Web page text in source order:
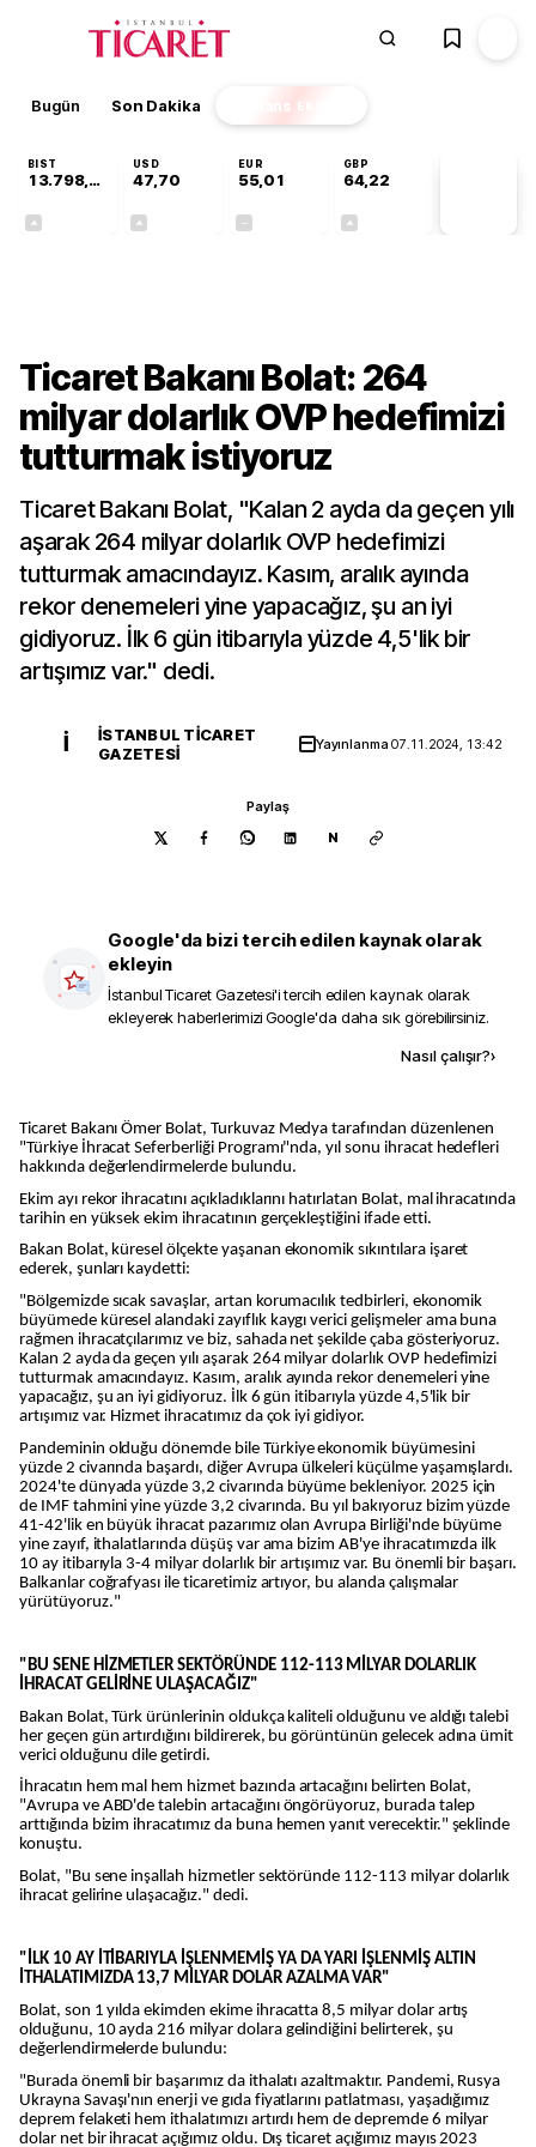
Bugün Son Dakika Finans EKSTRA
BIST
13.798,82
USD
47,70
EUR
55,01
GBP
64,22
Ticaret Bakanı Bolat: 264
milyar dolarlık OVP hedefimizi
tutturmak istiyoruz
Ticaret Bakanı Bolat, "Kalan 2 ayda da geçen yılı
aşarak 264 milyar dolarlık OVP hedefimizi
tutturmak amacındayız. Kasım, aralık ayında
rekor denemeleri yine yapacağız, şu an iyi
gidiyoruz. İlk 6 gün itibarıyla yüzde 4,5'lik bir
artışımız var." dedi.
İ
İSTANBUL TICARET
GAZETESI
Yayınlanma07.11.2024, 13:42
Paylaş
N
Google'da bizi tercih edilen kaynak olarak
ekleyin
İstanbul Ticaret Gazetesi'i tercih edilen kaynak olarak
ekleyerek haberlerimizi Google'da daha sık görebilirsiniz.
Nasıl çalışır?›
Ticaret Bakanı Ömer Bolat, Turkuvaz Medya tarafından düzenlenen
"Türkiye İhracat Seferberliği Programı"nda, yıl sonu ihracat hedefleri
hakkında değerlendirmelerde bulundu.
Ekim ayı rekor ihracatını açıkladıklarını hatırlatan Bolat, mal ihracatında
tarihin en yüksek ekim ihracatının gerçekleştiğini ifade etti.
Bakan Bolat, küresel ölçekte yaşanan ekonomik sıkıntılara işaret
ederek, şunları kaydetti:
"Bölgemizde sıcak savaşlar, artan korumacılık tedbirleri, ekonomik
büyümede küresel alandaki zayıflık kaygı verici gelişmeler ama buna
rağmen ihracatçılarımız ve biz, sahada net şekilde çaba gösteriyoruz.
Kalan 2 ayda da geçen yılı aşarak 264 milyar dolarlık OVP hedefimizi
tutturmak amacındayız. Kasım, aralık ayında rekor denemeleri yine
yapacağız, şu an iyi gidiyoruz. İlk 6 gün itibarıyla yüzde 4,5'lik bir
artışımız var. Hizmet ihracatımız da çok iyi gidiyor.
Pandeminin olduğu dönemde bile Türkiye ekonomik büyümesini
yüzde 2 civarında başardı, diğer Avrupa ülkeleri küçülme yaşamışlardı.
2024'te dünyada yüzde 3,2 civarında büyüme bekleniyor. 2025 için
de IMF tahmini yine yüzde 3,2 civarında. Bu yıl bakıyoruz bizim yüzde
41-42'lik en büyük ihracat pazarımız olan Avrupa Birliği'nde büyüme
yine zayıf, ithalatlarında düşüş var ama bizim AB'ye ihracatımızda ilk
10 ay itibarıyla 3-4 milyar dolarlık bir artışımız var. Bu önemli bir başarı.
Balkanlar coğrafyası ile ticaretimiz artıyor, bu alanda çalışmalar
yürütüyoruz."
"BU SENE HİZMETLER SEKTÖRÜNDE 112-113 MİLYAR DOLARLIK
İHRACAT GELİRİNE ULAŞACAĞIZ"
Bakan Bolat, Türk ürünlerinin oldukça kaliteli olduğunu ve aldığı talebi
her geçen gün artırdığını bildirerek, bu görüntünün gelecek adına ümit
verici olduğunu dile getirdi.
İhracatın hem mal hem hizmet bazında artacağını belirten Bolat,
"Avrupa ve ABD'de talebin artacağını öngörüyoruz, burada talep
arttığında bizim ihracatımız da buna hemen yanıt verecektir." şeklinde
konuştu.
Bolat, "Bu sene inşallah hizmetler sektöründe 112-113 milyar dolarlık
ihracat gelirine ulaşacağız." dedi.
"İLK 10 AY İTİBARIYLA İŞLENMEMİŞ YA DA YARI İŞLENMİŞ ALTIN
İTHALATIMIZDA 13,7 MİLYAR DOLAR AZALMA VAR"
Bolat, son 1 yılda ekimden ekime ihracatta 8,5 milyar dolar artış
olduğunu, 10 ayda 216 milyar dolara gelindiğini belirterek, şu
değerlendirmelerde bulundu:
"Burada önemli bir başarımız da ithalatı azaltmaktır. Pandemi, Rusya
Ukrayna Savaşı'nın enerji ve gıda fiyatlarını patlatması, yaşadığımız
deprem felaketi hem ithalatımızı artırdı hem de depremde 6 milyar
dolar net bir ihracat açığımız oldu. Dış ticaret açığımız mayıs 2023